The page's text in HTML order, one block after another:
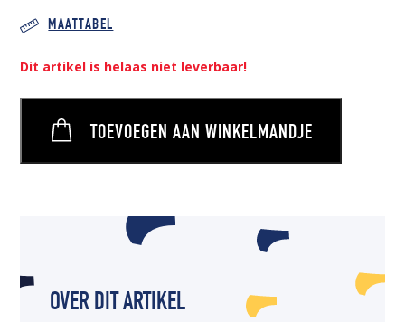
MAATTABEL
Dit artikel is helaas niet leverbaar!
TOEVOEGEN AAN WINKELMANDJE
OVER DIT ARTIKEL